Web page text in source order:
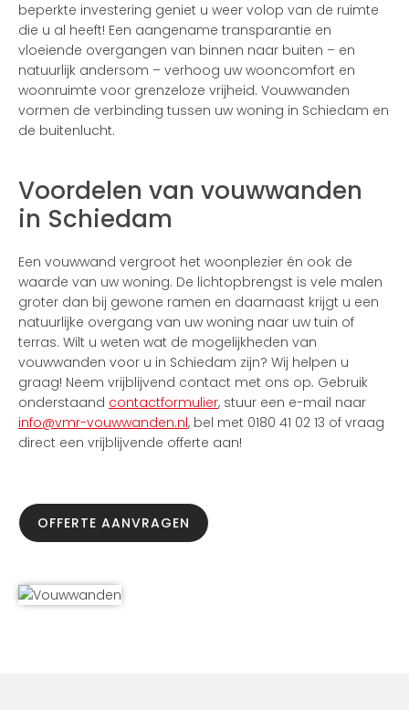
beperkte investering geniet u weer volop van de ruimte
die u al heeft! Een aangename transparantie en
vloeiende overgangen van binnen naar buiten – en
natuurlijk andersom – verhoog uw wooncomfort en
woonruimte voor grenzeloze vrijheid. Vouwwanden
vormen de verbinding tussen uw woning in Schiedam en
de buitenlucht.
Voordelen van vouwwanden
in Schiedam
Een vouwwand vergroot het woonplezier én ook de
waarde van uw woning. De lichtopbrengst is vele malen
groter dan bij gewone ramen en daarnaast krijgt u een
natuurlijke overgang van uw woning naar uw tuin of
terras. Wilt u weten wat de mogelijkheden van
vouwwanden voor u in Schiedam zijn? Wij helpen u
graag! Neem vrijblijvend contact met ons op. Gebruik
onderstaand contactformulier, stuur een e-mail naar
info@vmr-vouwwanden.nl, bel met 0180 41 02 13 of vraag
direct een vrijblijvende offerte aan!
OFFERTE AANVRAGEN